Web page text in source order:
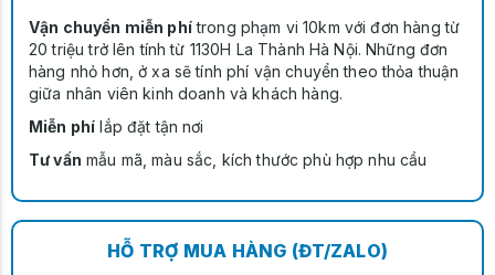
Vận chuyển miễn phítrong phạm vi 10km với đơn hàng từ
20 triệu trở lên tính từ 1130H La Thành Hà Nội. Những đơn
hàng nhỏ hơn, ở xa sẽ tính phí vận chuyển theo thỏa thuận
giữa nhân viên kinh doanh và khách hàng.
Miễn phí lắp đặt tận nơi
Tư vấn mẫu mã, màu sắc, kích thước phù hợp nhu cầu
HỖ TRỢ MUA HÀNG (ĐT/ZALO)